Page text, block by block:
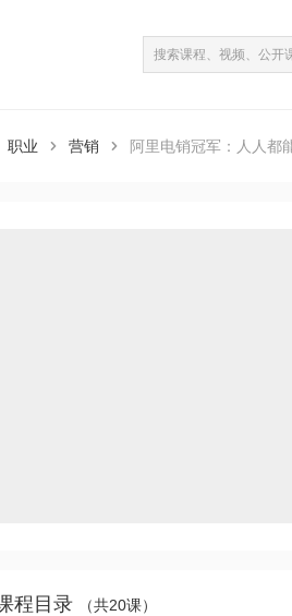
职业  营销  阿里电销冠军：人人都
（共20课）
程目录 （共20课）